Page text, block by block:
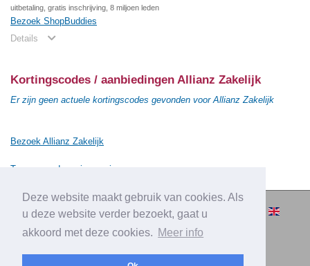
Deze website maakt gebruik van cookies. Als
u deze website verder bezoekt, gaat u
akkoord met deze cookies. Meer info
uitbetaling, gratis inschrijving, 8 miljoen leden
Bezoek ShopBuddies
Details
Kortingscodes / aanbiedingen Allianz Zakelijk
Er zijn geen actuele kortingscodes gevonden voor Allianz Zakelijk
Bezoek Allianz Zakelijk
Terug naar de vorige pagina
© 2010-2026 Cashbacksvergelijken.nl -
Over Cashbacksvergelijken.nl | Privacy |
Adverteren | Contact